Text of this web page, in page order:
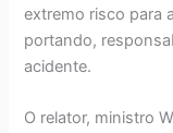
extremo risco para
portando,
acidente.
O relator, ministro